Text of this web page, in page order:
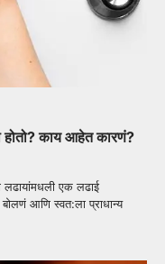
होतो? काय आहेत कारणं?
लढायांमधली एक लढाई
आणि स्वत:ला प्राधान्य